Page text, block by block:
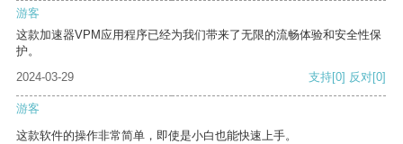
游客
这款加速器VPM应用程序已经为我们带来了无限的流畅体验和安全性保
护。
2024-03-29
支持[0] 反对[0]
游客
这款软件的操作非常简单，即使是小白也能快速上手。